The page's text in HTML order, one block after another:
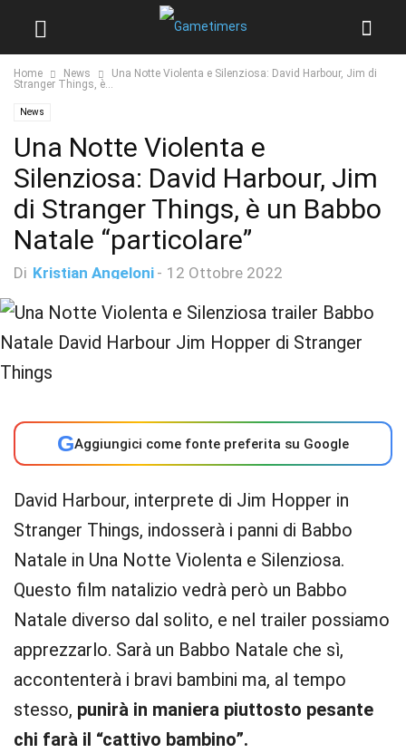
Home News
Una Notte Violenta e Silenziosa: David Harbour, Jim di
Stranger Things, è...
News
Una Notte Violenta e
Silenziosa: David Harbour, Jim
di Stranger Things, è un Babbo
Natale “particolare”
Di Kristian Angeloni - 12 Ottobre 2022
GAggiungici come fonte preferita su Google
David Harbour, interprete di Jim Hopper in
Stranger Things, indosserà i panni di Babbo
Natale in Una Notte Violenta e Silenziosa.
Questo film natalizio vedrà però un Babbo
Natale diverso dal solito, e nel trailer possiamo
apprezzarlo. Sarà un Babbo Natale che sì,
accontenterà i bravi bambini ma, al tempo
stesso, punirà in maniera piuttosto pesante
chi farà il “cattivo bambino”.